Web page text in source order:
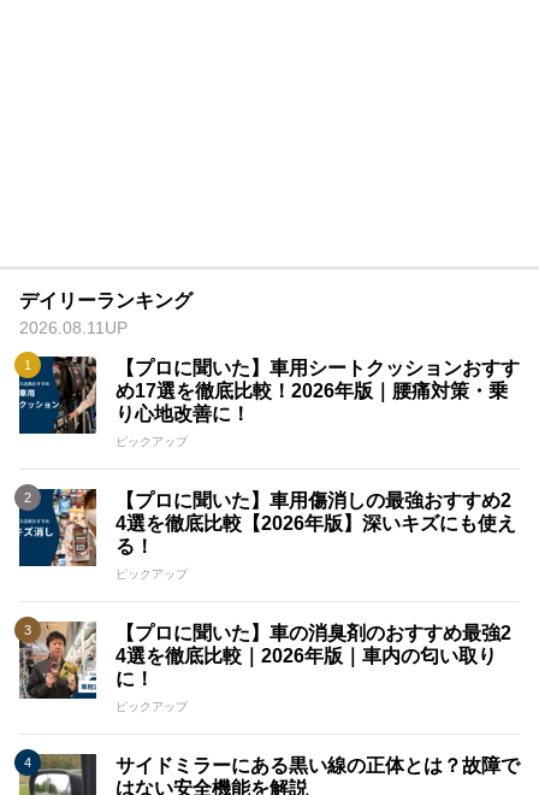
デイリーランキング
2026.08.11UP
【プロに聞いた】車用シートクッションおすす
め17選を徹底比較！2026年版｜腰痛対策・乗
り心地改善に！
ピックアップ
【プロに聞いた】車用傷消しの最強おすすめ2
4選を徹底比較【2026年版】深いキズにも使え
る！
ピックアップ
【プロに聞いた】車の消臭剤のおすすめ最強2
4選を徹底比較｜2026年版｜車内の匂い取り
に！
ピックアップ
サイドミラーにある黒い線の正体とは？故障で
はない安全機能を解説